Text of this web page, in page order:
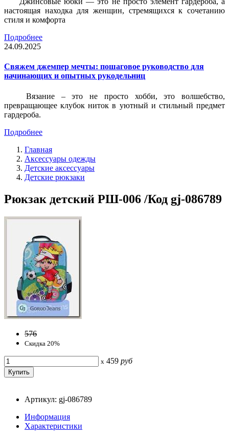
настоящая находка для женщин, стремящихся к сочетанию
стиля и комфорта
Подробнее
24.09.2025
Свяжем джемпер мечты: пошаговое руководство для
начинающих и опытных рукодельниц
Вязание – это не просто хобби, это волшебство,
превращающее клубок ниток в уютный и стильный предмет
гардероба.
Подробнее
Главная
Аксессуары одежды
Детские аксессуары
Детские рюкзаки
Рюкзак детский РШ-006 /Код gj-086789
576
Скидка 20%
x 459 руб
Артикул: gj-086789
Информация
Характеристики